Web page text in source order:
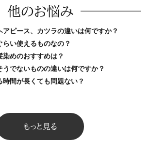
他のお悩み
ピース、カツラの違いは何ですか？
い使えるものなの？
めのおすすめは？
でないものの違いは何ですか？
間が長くても問題ない？
もっと見る